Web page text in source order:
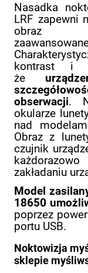
Nasadka
LRF zapewni
obraz
kontrast i
że
obserwacji.
okularze
nad
Obraz z
czujnik
zakładaniu
Model
18650
poprzez
portu USB.
Noktowizja
sklepie